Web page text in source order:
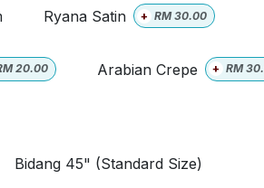
Ryana Satin + RM30.00
20.00 Arabian Crepe + RM
Bidang 45" (Standard Size)